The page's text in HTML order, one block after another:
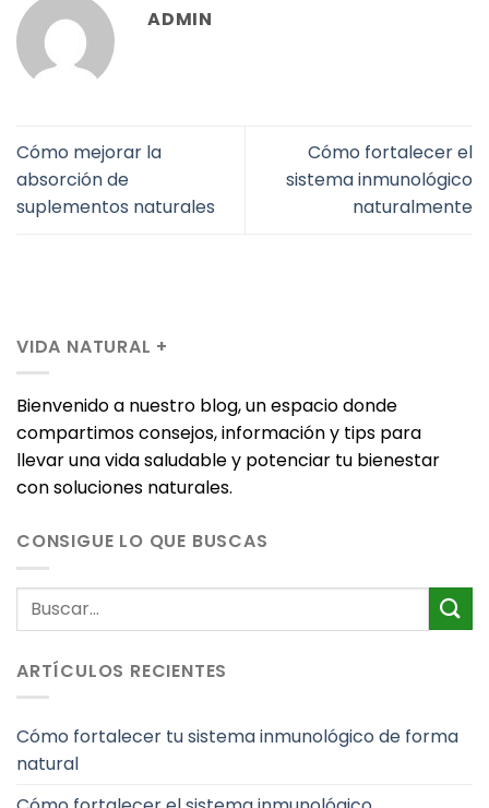
ADMIN
Cómo mejorar la
absorción de
suplementos naturales
Cómo fortalecer el
sistema inmunológico
naturalmente
VIDA NATURAL +
Bienvenido a nuestro blog, un espacio donde
compartimos consejos, información y tips para
llevar una vida saludable y potenciar tu bienestar
con soluciones naturales.
CONSIGUE LO QUE BUSCAS
ARTÍCULOS RECIENTES
Cómo fortalecer tu sistema inmunológico de forma
natural